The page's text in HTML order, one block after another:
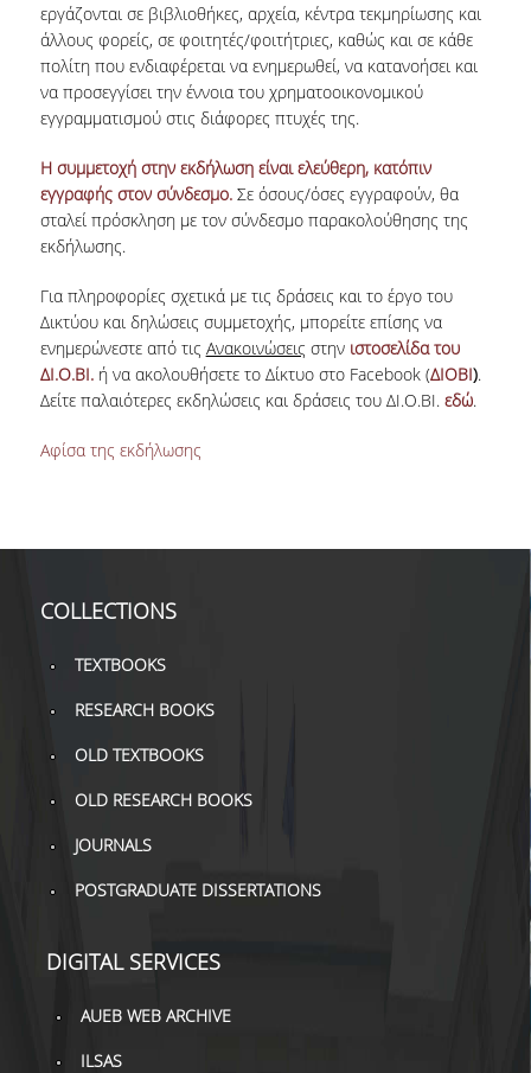
H.E.LI.N.
HEAL LINK
QAUAL
εργάζονται σε βιβλιοθήκες, αρχεία, κέντρα τεκμηρίωσης και
άλλους φορείς, σε φοιτητές/φοιτήτριες, καθώς και σε κάθε
πολίτη που ενδιαφέρεται να ενημερωθεί, να κατανοήσει και
να προσεγγίσει την έννοια του χρηματοοικονομικού
εγγραμματισμού στις διάφορες πτυχές της.
Η συμμετοχή στην εκδήλωση είναι ελεύθερη, κατόπιν
εγγραφής στον σύνδεσμο.Σε όσους/όσες εγγραφούν, θα
σταλεί πρόσκληση με τον σύνδεσμο παρακολούθησης της
εκδήλωσης.
Για πληροφορίες σχετικά με τις δράσεις και το έργο του
Δικτύου και δηλώσεις συμμετοχής, μπορείτε επίσης να
ενημερώνεστε από τις Ανακοινώσεις στην ιστοσελίδα του
ΔΙ.Ο.ΒΙ. ή να ακολουθήσετε το Δίκτυο στο Facebook (ΔΙΟΒΙ).
Δείτε παλαιότερες εκδηλώσεις και δράσεις του ΔΙ.Ο.ΒΙ. εδώ.
Αφίσα της εκδήλωσης
COLLECTIONS
TEXTBOOKS
RESEARCH BOOKS
OLD TEXTBOOKS
OLD RESEARCH BOOKS
JOURNALS
POSTGRADUATE DISSERTATIONS
DIGITAL SERVICES
AUEB WEB ARCHIVE
ILSAS